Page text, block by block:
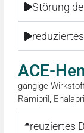
Störung
ACE-
gängige
Ramipril,
reuziertes